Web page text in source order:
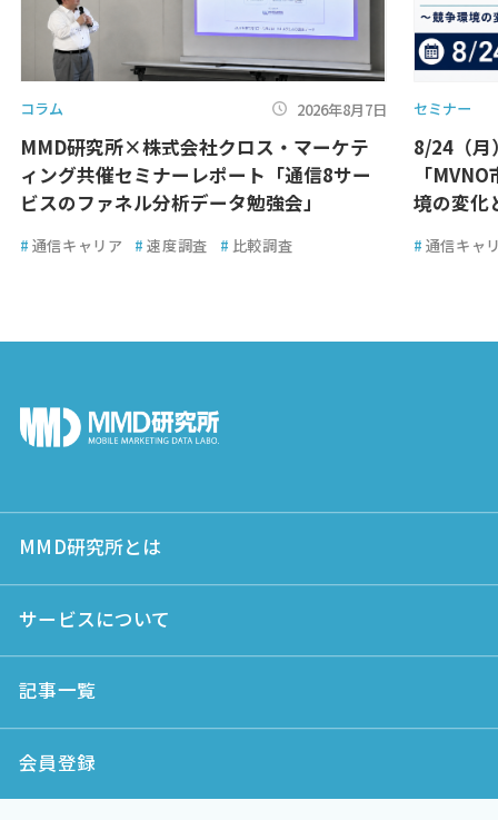
コラム 2026年8月7日
MMD研究所×株式会社クロス・マーケテ
ィング共催セミナーレポート「通信8サー
ビスのファネル分析データ勉強会」
# 通信キャリア # 速度調査 # 比較調査
セミナー
8/24（月
「
境の変化
# 通信キャ
MMD研究所とは
サービスについて
記事一覧
会員登録